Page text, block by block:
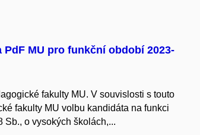
MU pro funkční období 2023-
fakulty MU. V souvislosti s touto
fakulty MU volbu kandidáta na funkci
Sb., o vysokých školách,...